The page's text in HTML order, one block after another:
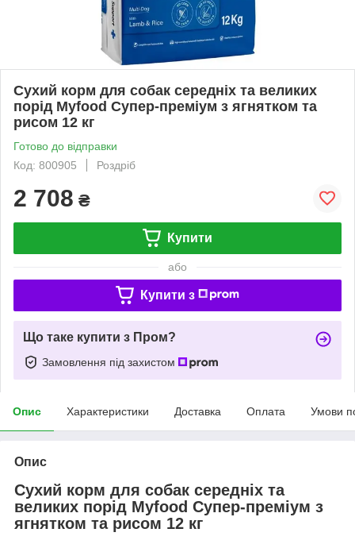
Сухий корм для собак середніх та великих
порід Myfood Супер-преміум з ягнятком та
рисом 12 кг
Готово до відправки
Код: 800905
Роздріб
2 708 ₴
Купити
або
Купити з
Що таке купити з Пром?
Замовлення під захистом
Опис Характеристики Доставка Оплата Умови
Опис
Сухий корм для собак середніх та
великих порід Myfood Супер-преміум з
ягнятком та рисом 12 кг